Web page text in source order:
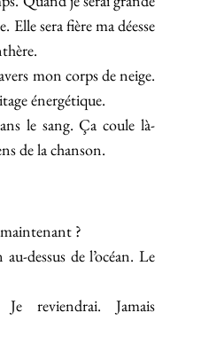
Elle sera fière ma déesse
mon corps de neige.
énergétique.
le sang. Ça coule là-
de la chanson.
?
dessus de l’océan. Le
Je reviendrai. Jamais